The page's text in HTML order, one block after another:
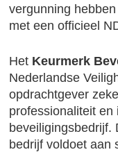
vergunning
met een officieel
Het Keurmerk
Nederlandse
opdrachtgever
professionaliteit
beveiligingsbedrijf.
bedrijf voldoet aan